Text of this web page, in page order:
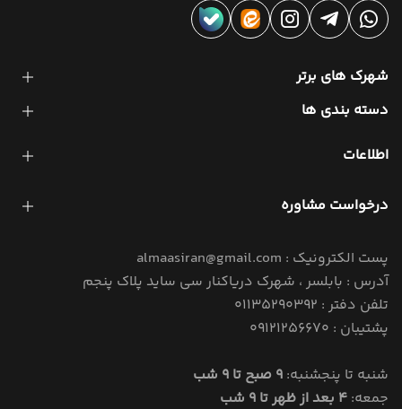
شهرک های برتر
دسته بندی ها
اطلاعات
درخواست مشاوره
پست الکترونیک : almaasiran@gmail.com
آدرس : بابلسر ، شهرک دریاکنار سی ساید پلاک پنجم
تلفن دفتر : 01135290392
پشتیبان : 09121256670
شنبه تا پنجشنبه: 9 صبح تا 9 شب
جمعه: 4 بعد از ظهر تا 9 شب